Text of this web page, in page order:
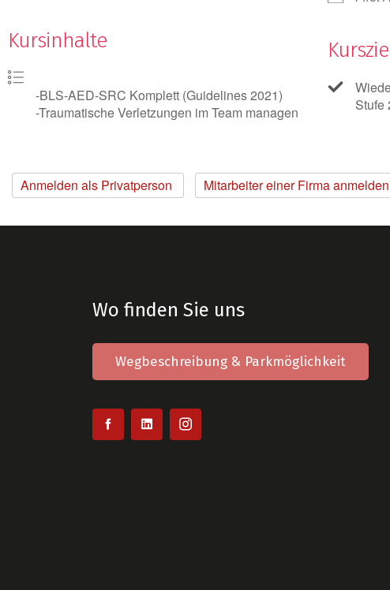
Kursinhalte
-BLS-AED-SRC Komplett (Guidelines 2021)
-Traumatische Verletzungen im Team managen
Stufe
Anmelden als Privatperson Mitarbeiter einer Firma anmelden
Wo finden Sie uns
Wegbeschreibung & Parkmöglichkeit